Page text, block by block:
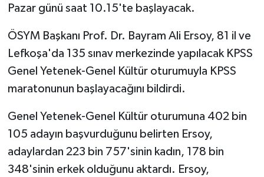
Pazar günü saat 10.15'te başlayacak.
ÖSYM Başkanı Prof. Dr. Bayram Ali Ersoy, 81 il ve
Lefkoşa'da 135 sınav merkezinde yapılacak KPSS
Genel Yetenek-Genel Kültür oturumuyla KPSS
maratonunun başlayacağını bildirdi.
Genel Yetenek-Genel Kültür oturumuna 402 bin
105 adayın başvurduğunu belirten Ersoy,
adaylardan 223 bin 757'sinin kadın, 178 bin
348'sinin erkek olduğunu aktardı. Ersoy,